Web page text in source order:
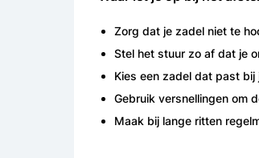
Zorg dat je zadel niet te
Stel het stuur zo af dat je
Kies een zadel dat past
Gebruik versnellingen om
Maak bij lange ritten